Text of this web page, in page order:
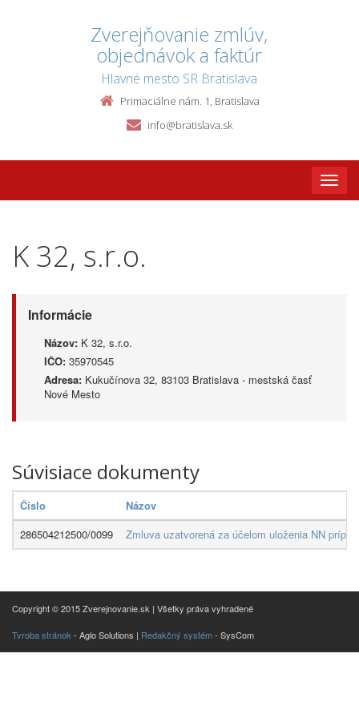
Zverejňovanie zmlúv,
objednávok a faktúr
Hlavné mesto SR Bratislava
Primaciálne nám. 1, Bratislava
info@bratislava.sk
Toggle
K 32, s.r.o.
Informácie
Názov: K 32, s.r.o.
IČO: 35970545
Adresa: Kukučínova 32, 83103 Bratislava - mestská časť
Nové Mesto
Súvisiace dokumenty
Číslo
Názov
286504212500/0099
Zmluva uzatvorená za účelom uloženia NN
Copyright © 2015 Zverejnovanie.sk | Všetky práva vyhradené
Tvroba stránok - Aglo Solutions | Redakčný systém- SysCom